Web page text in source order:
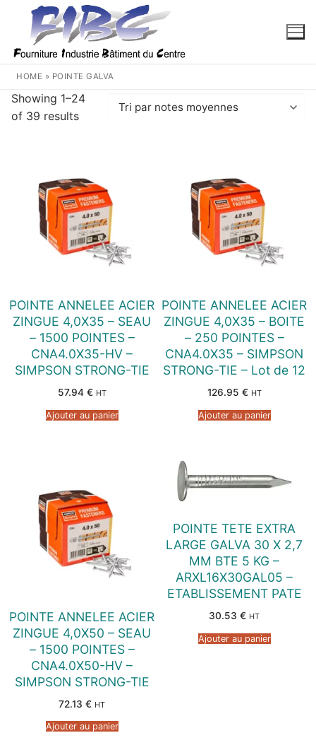
contenu
HOME » POINTE GALVA
Showing 1–24
of 39 results
Trié
POINTE ANNELEE ACIER
ZINGUE 4,0X35 – SEAU
– 1500 POINTES –
CNA4.0X35-HV –
SIMPSON STRONG-TIE
57.94 € HT
Ajouter au panier
POINTE ANNELEE ACIER
ZINGUE 4,0X35 – BOITE
– 250 POINTES –
CNA4.0X35 – SIMPSON
STRONG-TIE – Lot de 12
126.95 € HT
Ajouter au panier
POINTE ANNELEE ACIER
ZINGUE 4,0X50 – SEAU
– 1500 POINTES –
CNA4.0X50-HV –
SIMPSON STRONG-TIE
72.13 € HT
Ajouter au panier
POINTE TETE EXTRA
LARGE GALVA 30 X 2,7
MM BTE 5 KG –
ARXL16X30GAL05 –
ETABLISSEMENT PATE
30.53 € HT
Ajouter au panier